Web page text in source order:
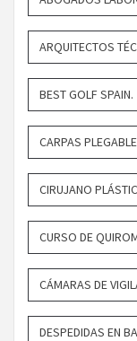
ARQUITECTOS
BEST GOLF SPAIN.
CARPAS
CIRUJANO
CURSO DE
CÁMARAS DE
DESPEDIDAS EN